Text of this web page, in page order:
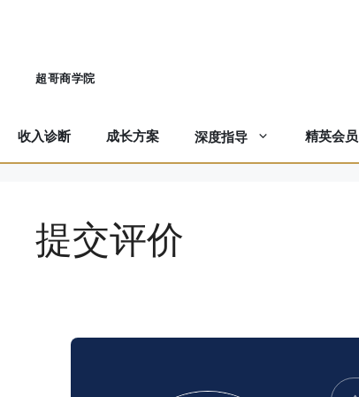
收入诊断 成长方案 深度指导 精英会员
提交评价